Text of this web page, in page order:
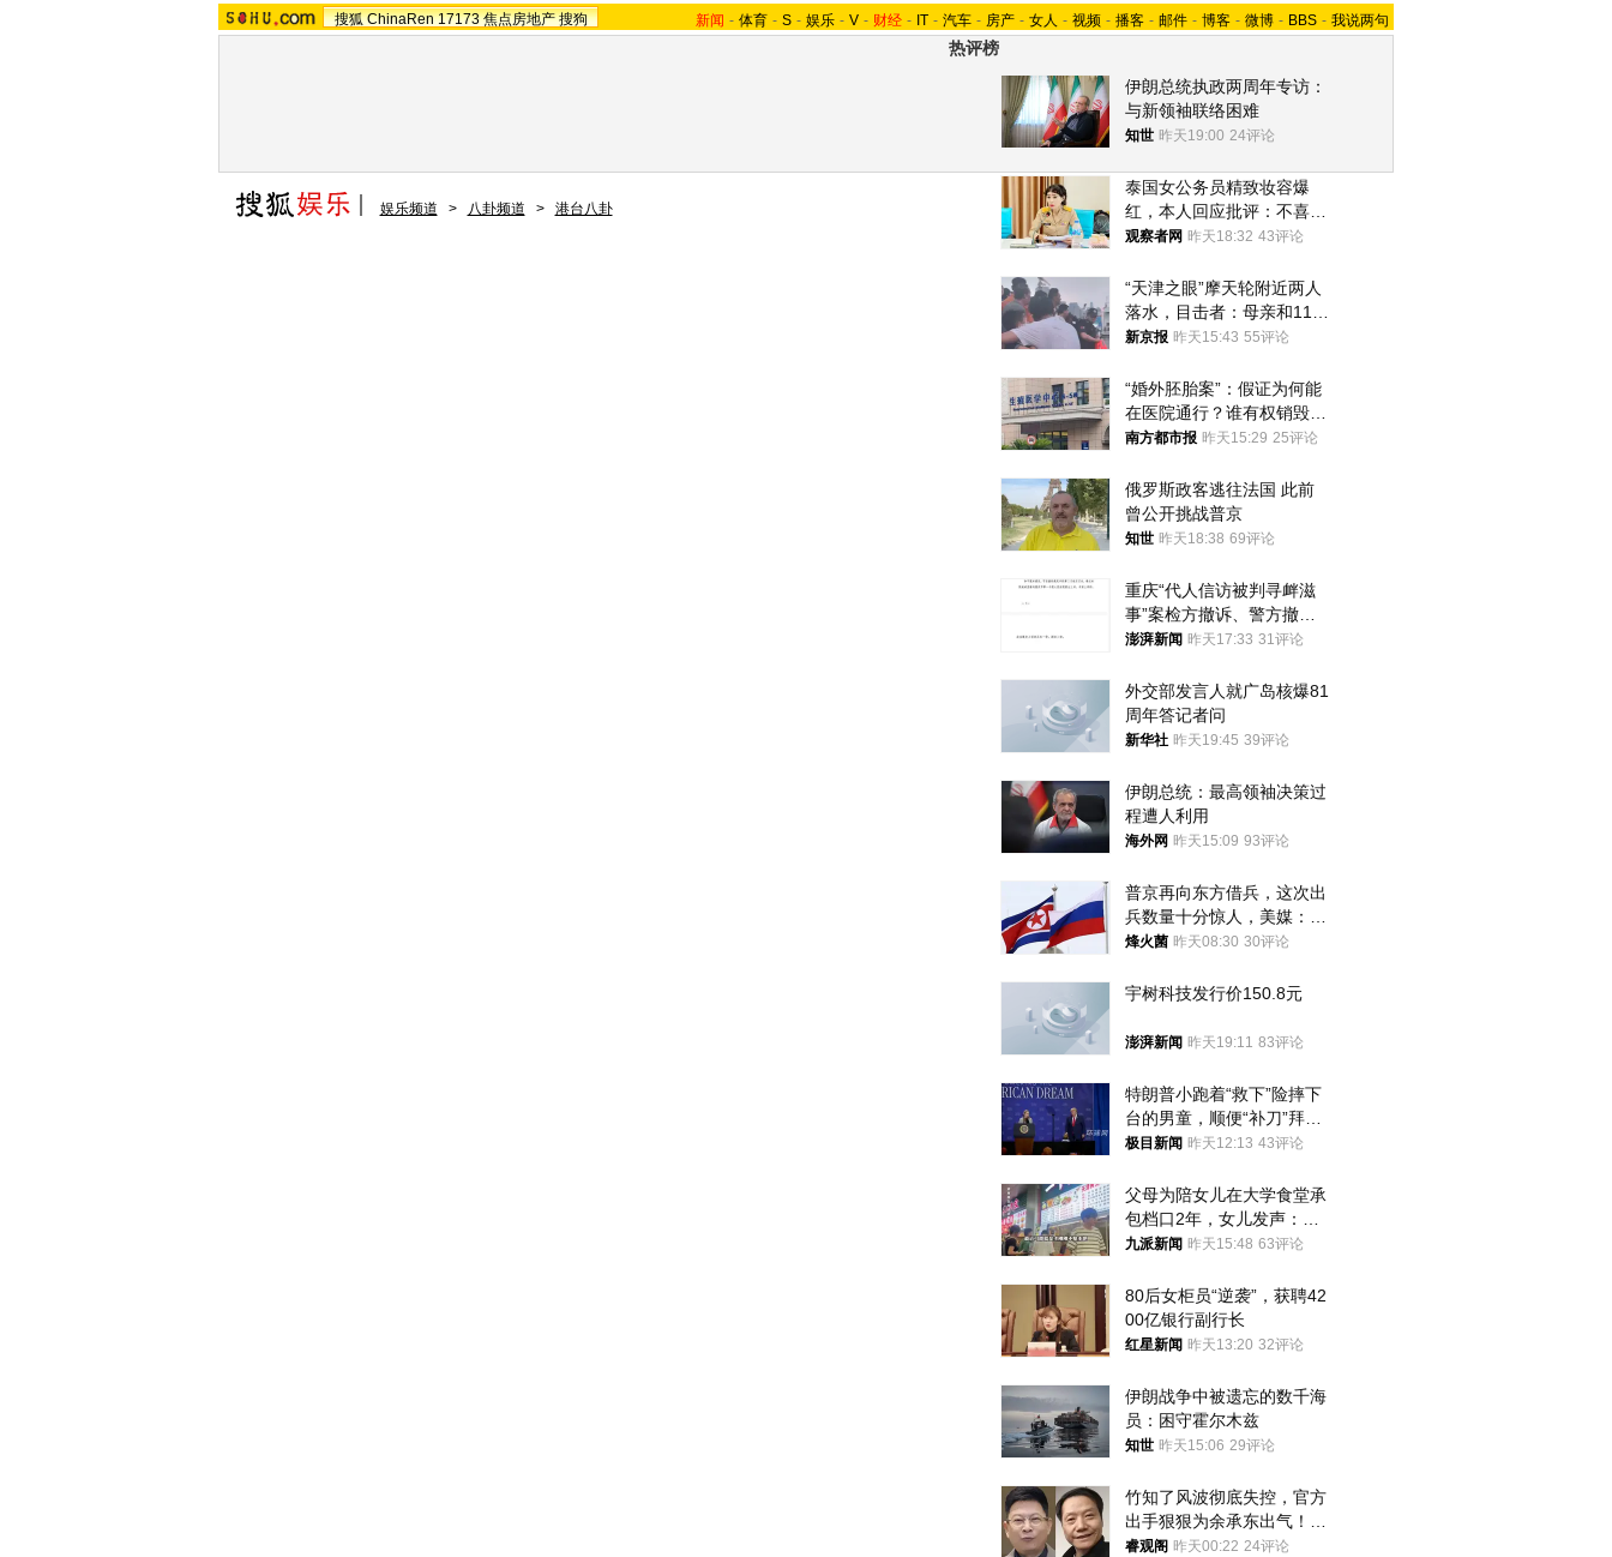
搜狐 ChinaRen 17173 焦点房地产 搜狗 新闻 - 体育 - S - 娱乐 - V - 财经 - IT - 汽车 - 房产 - 女人 - 视频 - 播客 - 邮件 - 博客 - 微博 - BBS - 我说两句
热评榜
伊朗总统执政两周年专访：
与新领袖联络困难
知世 昨天19:00 24评论
泰国女公务员精致妆容爆
红，本人回应批评：不喜欢
就别看
观察者网 昨天18:32 43评论
“天津之眼”摩天轮附近两人
落水，目击者：母亲和11岁
儿子先后被打捞上岸
新京报 昨天15:43 55评论
“婚外胚胎案”：假证为何能
在医院通行？谁有权销毁胚
胎？
南方都市报 昨天15:29 25评论
俄罗斯政客逃往法国 此前
曾公开挑战普京
知世 昨天18:38 69评论
重庆“代人信访被判寻衅滋
事”案检方撤诉、警方撤
案，两被告人获国赔
澎湃新闻 昨天17:33 31评论
外交部发言人就广岛核爆81
周年答记者问
新华社 昨天19:45 39评论
伊朗总统：最高领袖决策过
程遭人利用
海外网 昨天15:09 93评论
普京再向东方借兵，这次出
兵数量十分惊人，美媒：俄
朝要动真格？
烽火菌 昨天08:30 30评论
宇树科技发行价150.8元
澎湃新闻 昨天19:11 83评论
特朗普小跑着“救下”险摔下
台的男童，顺便“补刀”拜
登：“我可不想他像拜登一
极目新闻 昨天12:13 43评论
父母为陪女儿在大学食堂承
包档口2年，女儿发声：初
衷是为了陪伴，毕业后将不
九派新闻 昨天15:48 63评论
80后女柜员“逆袭”，获聘42
00亿银行副行长
红星新闻 昨天13:20 32评论
伊朗战争中被遗忘的数千海
员：困守霍尔木兹
知世 昨天15:06 29评论
竹知了风波彻底失控，官方
出手狠狠为余承东出气！雷
军果然没说错
睿观阁 昨天00:22 24评论
娱乐频道 > 八卦频道 > 港台八卦